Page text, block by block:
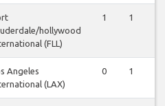
hollywood
(FLL)
1 1
Angeles
(LAX)
0 1